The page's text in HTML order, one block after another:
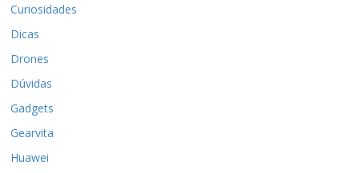
Curiosidades
Dicas
Drones
Dúvidas
Gadgets
Gearvita
Huawei